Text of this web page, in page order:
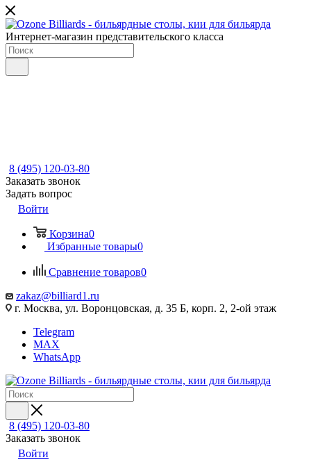
Интернет-магазин представительского класса
8 (495) 120-03-80
Заказать звонок
Задать вопрос
Войти
Корзина0
Избранные товары0
Сравнение товаров0
zakaz@billiard1.ru
г. Москва, ул. Воронцовская, д. 35 Б, корп. 2, 2-ой этаж
Telegram
MAX
WhatsApp
8 (495) 120-03-80
Заказать звонок
Войти